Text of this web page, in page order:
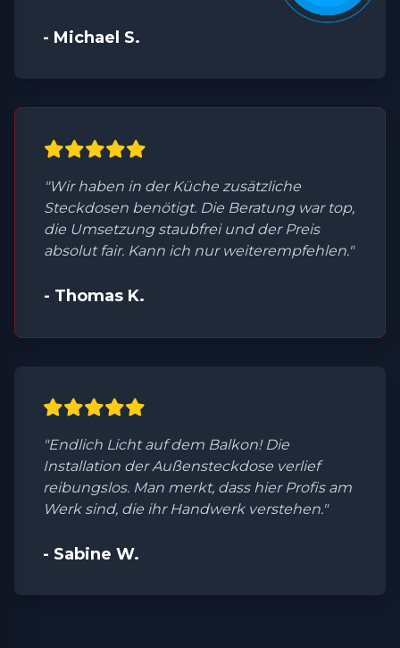
- Michael S.
"Wir haben in der Küche zusätzliche
Steckdosen benötigt. Die Beratung war top,
die Umsetzung staubfrei und der Preis
absolut fair. Kann ich nur weiterempfehlen."
- Thomas K.
"Endlich Licht auf dem Balkon! Die
Installation der Außensteckdose verlief
reibungslos. Man merkt, dass hier Profis am
Werk sind, die ihr Handwerk verstehen."
- Sabine W.